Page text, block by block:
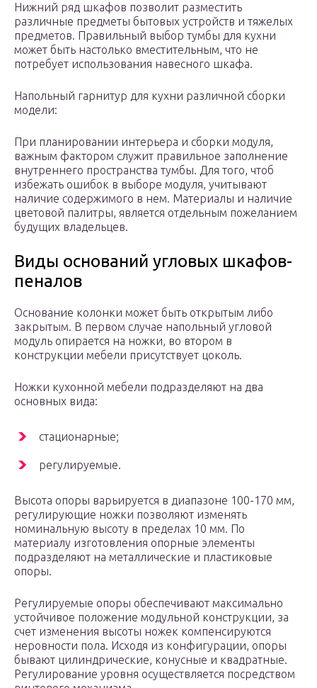
Нижний ряд шкафов позволит разместить
различные предметы бытовых устройств и тяжелых
предметов. Правильный выбор тумбы для кухни
может быть настолько вместительным, что не
потребует использования навесного шкафа.
Напольный гарнитур для кухни различной сборки
модели:
При планировании интерьера и сборки модуля,
важным фактором служит правильное заполнение
внутреннего пространства тумбы. Для того, чтоб
избежать ошибок в выборе модуля, учитывают
наличие содержимого в нем. Материалы и наличие
цветовой палитры, является отдельным пожеланием
будущих владельцев.
Виды оснований угловых шкафов-
пеналов
Основание колонки может быть открытым либо
закрытым. В первом случае напольный угловой
модуль опирается на ножки, во втором в
конструкции мебели присутствует цоколь.
Ножки кухонной мебели подразделяют на два
основных вида:
стационарные;
регулируемые.
Высота опоры варьируется в диапазоне 100-170 мм,
регулирующие ножки позволяют изменять
номинальную высоту в пределах 10 мм. По
материалу изготовления опорные элементы
подразделяют на металлические и пластиковые
опоры.
Регулируемые опоры обеспечивают максимально
устойчивое положение модульной конструкции, за
счет изменения высоты ножек компенсируются
неровности пола. Исходя из конфигурации, опоры
бывают цилиндрические, конусные и квадратные.
Регулирование уровня осуществляется посредством